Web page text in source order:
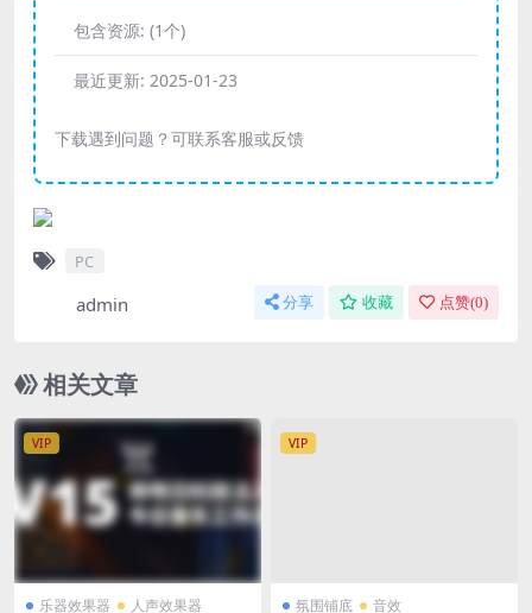
包含资源: (1个)
最近更新: 2025-01-23
下载遇到问题？可联系客服或反馈
PC
admin 分享 收藏 点赞(0)
相关文章
VIP
乐器效果器 人声效果器
VIP
氛围铺底 音效